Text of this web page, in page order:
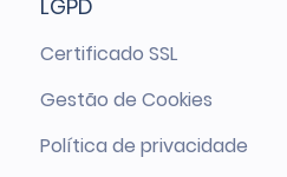
LGPD
Certificado SSL
Gestão de Cookies
Política de privacidade